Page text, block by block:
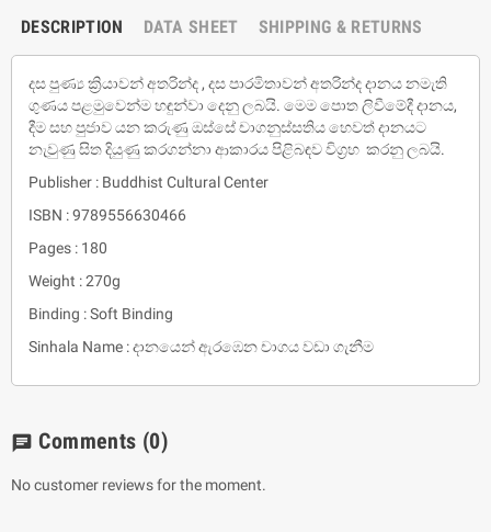
DESCRIPTION DATA SHEET SHIPPING & RETURNS
දස පුණ්‍ය ක්‍රියාවන් අතරින්ද , දස පාරමිතාවන් අතරින්ද දානය නමැති
ගුණය පළමුවෙන්ම හඳුන්වා දෙනු ලබයි. මෙම පොත ලිවීමේදී දානය,
දීම සහ පුජාව යන කරුණු ඔස්සේ චාගනුස්සතිය හෙවත් දානයට
නැවුණු සිත දියුණු කරගන්නා ආකාරය පිළිබඳව විග්‍රහ කරනු ලබයි.
Publisher : Buddhist Cultural Center
ISBN : 9789556630466
Pages : 180
Weight : 270g
Binding : Soft Binding
Sinhala Name : දානයෙන් ඇරඹෙන චාගය වඩා ගැනීම
chat Comments (0)
No customer reviews for the moment.